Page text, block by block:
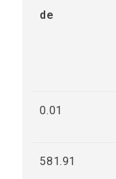
de
0.01
581.91